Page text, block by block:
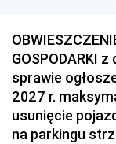
GOSPODARKI
sprawie
2027 r.
usunięcie
na parkingu